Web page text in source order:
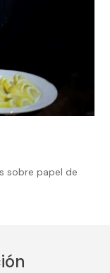
sobre papel de